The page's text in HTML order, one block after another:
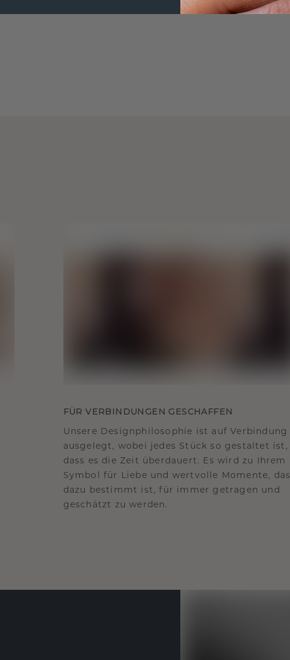
FÜR VERBINDUNGEN GESCHAFFEN
Unsere Designphilosophie ist auf Verbindung
ausgelegt, wobei jedes Stück so gestaltet ist,
dass es die Zeit überdauert. Es wird zu Ihrem
Symbol für Liebe und wertvolle Momente, das
dazu bestimmt ist, für immer getragen und
geschätzt zu werden.